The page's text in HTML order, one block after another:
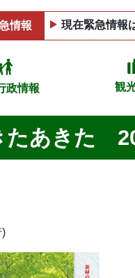
情報 現在緊急情報
政情報 観
たあきた
)